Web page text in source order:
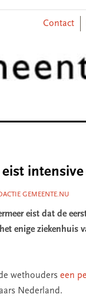
Contact
intensive
GEMEENTE.NU
eist dat de
enige ziekenhuis
wethouders een
Nederland.